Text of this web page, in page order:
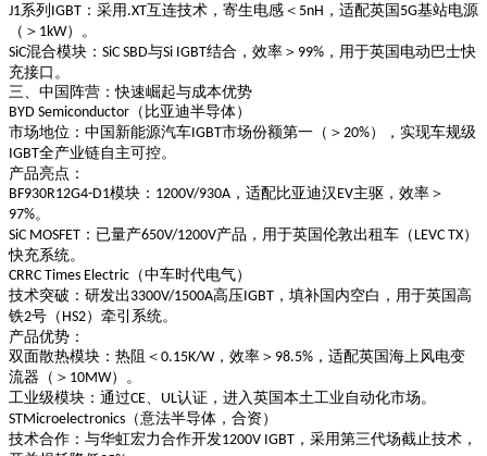
J1系列 IGBT ：采用 .XT互连技术，寄生电感＜ 5nH ，适配英国 5G基站电源
（＞ 1kW）。
SiC混合模块 ： SiC SBD与Si IGBT结合，效率＞ 99% ，用于英国电动巴士快
充接口。
三、中国阵营：快速崛起与成本优势
BYD Semiconductor （比亚迪半导体）
市场地位 ：中国新能源汽车IGBT市场份额第一（＞ 20%），实现车规级
IGBT全产业链自主可控。
产品亮点 ：
BF930R12G4-D1模块 ： 1200V/930A ，适配比亚迪汉 EV主驱，效率＞
97%。
SiC MOSFET ：已量产650V/1200V产品，用于英国伦敦出租车（ LEVC TX）
快充系统。
CRRC Times Electric （中车时代电气）
技术突破 ：研发出 3300V/1500A高压IGBT ，填补国内空白，用于英国高
铁2号（ HS2）牵引系统。
产品优势 ：
双面散热模块 ：热阻＜ 0.15K/W，效率＞ 98.5% ，适配英国海上风电变
流器（＞ 10MW）。
工业级模块 ：通过CE UL认证，进入英国本土工业自动化市场。
STMicroelectronics （意法半导体，合资）
技术合作 ：与华虹宏力合作开发1200V IGBT ，采用第三代场截止技术，